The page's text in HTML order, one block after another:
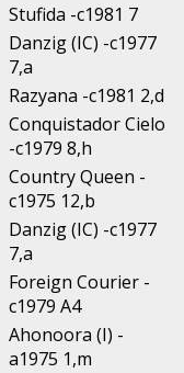
Stufida -c1981 7
Danzig (IC) -c1977
7,a
Razyana -c1981 2,d
Conquistador Cielo
-c1979 8,h
Country Queen -
c1975 12,b
Danzig (IC) -c1977
7,a
Foreign Courier -
c1979 A4
Ahonoora (I) -
a1975 1,m